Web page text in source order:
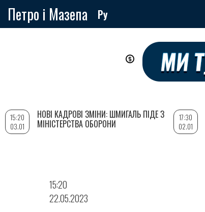
Петро і Мазепа Ру
15:20
22.05.2023
15:20
03.01
НОВІ КАДРОВІ ЗМІНИ: ШМИГАЛЬ ПІДЕ З
МІНІСТЕРСТВА ОБОРОНИ
17:30
02.01